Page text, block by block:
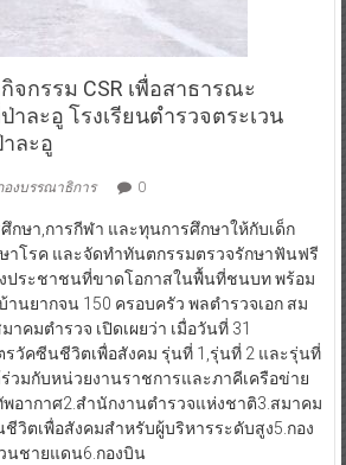
กรรม CSR เพื่อสาธารณะ
ละอู โรงเรียนตำรวจตระเวน
ละอู
องบรรณาธิการ 0
กษา,การกีฬา และทุนการศึกษาให้กับเด็ก
าโรค และจัดทำทันตกรรมตรวจรักษาฟันฟรี
ประชาชนที่ขาดโอกาสในพื้นที่ชนบท พร้อม
นยากจน 150 ครอบครัว พลตำรวจเอก สม
าคมตำรวจ เปิดเผยว่า เมื่อวันที่ 31
รวัคซีนชีวิตเพื่อสังคม รุ่นที่ 1,รุ่นที่ 2 และรุ่นที่
วมกับหน่วยงานราชการและภาคีเครือข่าย
อากาศ2.สำนักงานตำรวจแห่งชาติ3.สมาคม
วิตเพื่อสังคมสำหรับผู้บริหารระดับสูง5.กอง
นชายแดน6.กองบิน